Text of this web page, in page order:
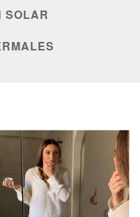
SOLAR